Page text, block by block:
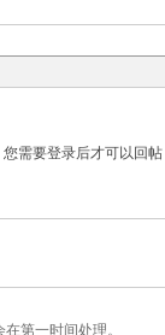
您需要登录后才可以回帖
第一时间处理。